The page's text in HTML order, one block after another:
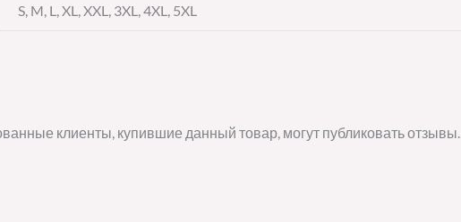
S, M, L, XL, XXL, 3XL, 4XL, 5XL
клиенты, купившие данный товар, могут публиковать отзывы.